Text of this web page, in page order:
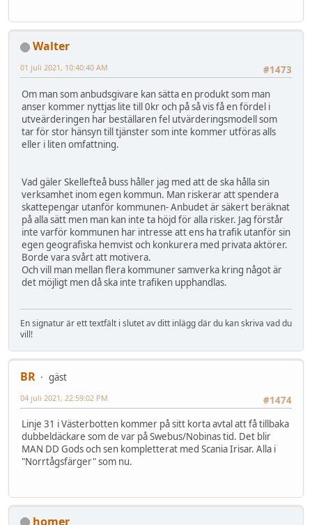
Walter
#1473
01 juli 2021, 10:40:40 AM
Om man som anbudsgivare kan sätta en produkt som man
anser kommer nyttjas lite till 0kr och på så vis få en fördel i
utveärderingen har beställaren fel utvärderingsmodell som
tar för stor hänsyn till tjänster som inte kommer utföras alls
eller i liten omfattning.
Vad gäler Skellefteå buss håller jag med att de ska hålla sin
verksamhet inom egen kommun. Man riskerar att spendera
skattepengar utanför kommunen- Anbudet är säkert beräknat
på alla sätt men man kan inte ta höjd för alla risker. Jag förstår
inte varför kommunen har intresse att ens ha trafik utanför sin
egen geografiska hemvist och konkurera med privata aktörer.
Borde vara svårt att motivera.
Och vill man mellan flera kommuner samverka kring något är
det möjligt men då ska inte trafiken upphandlas.
En signatur är ett textfält i slutet av ditt inlägg där du kan skriva vad du
vill!
BR
gäst
#1474
04 juli 2021, 22:59:02 PM
Linje 31 i Västerbotten kommer på sitt korta avtal att få tillbaka
dubbeldäckare som de var på Swebus/Nobinas tid. Det blir
MAN DD Gods och sen kompletterat med Scania Irisar. Alla i
"Norrtågsfärger" som nu.
homer